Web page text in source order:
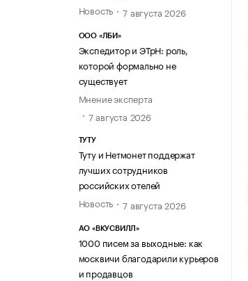
Новость
7 августа 2026
ООО «ЛБИ»
Экспедитор и ЭТрН: роль,
которой формально не
существует
Мнение эксперта
7 августа 2026
ТУТУ
Туту и Нетмонет поддержат
лучших сотрудников
российских отелей
Новость
7 августа 2026
АО «ВКУСВИЛЛ»
1000 писем за выходные: как
москвичи благодарили курьеров
и продавцов